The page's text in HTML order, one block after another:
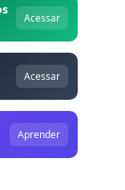
Acessar
Acessar
Aprender